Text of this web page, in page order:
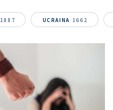
1887 UCRAINA 1662